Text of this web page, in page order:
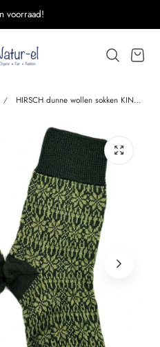
voorraad!
HIRSCH dunne wollen sokken KIND Noors 056 19 DENNEN